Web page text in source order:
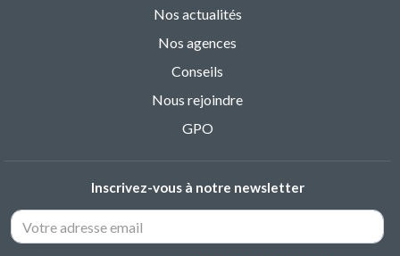
Nos actualités
Nos agences
Conseils
Nous rejoindre
GPO
Inscrivez-vous à notre newsletter